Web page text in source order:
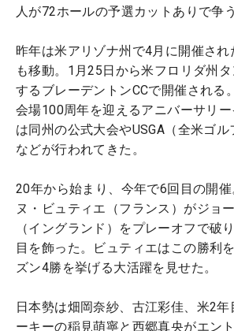
人が72ホールの予選カットありで争う
昨年は米アリゾナ州で4月に開催さ
も移動。1月25日から米フロリダ州
するブレーデントンCCで開催される
会場100周年を迎えるアニバーサリ
は同州の公式大会やUSGA（全米ゴ
などが行われてきた。
20年から始まり、今年で6回目の開
ヌ・ビュティエ（フランス）がジョ
（イングランド）をプレーオフで破
目を飾った。ビュティエはこの勝利
ズン4勝を挙げる大活躍を見せた。
日本勢は畑岡奈紗、古江彩佳、米2
ーキーの稲見萌寧と西郷真央がエン